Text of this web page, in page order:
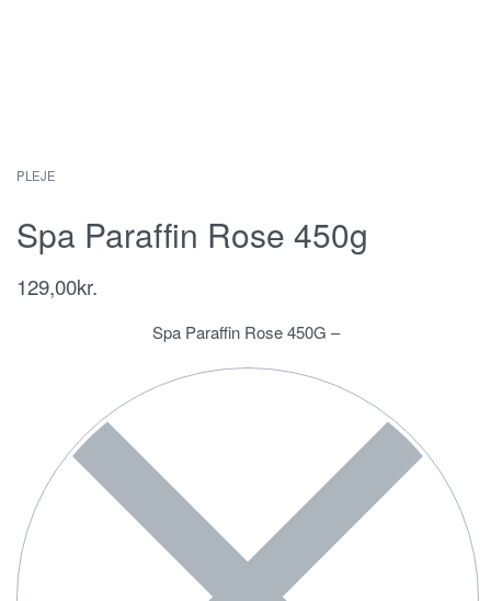
PLEJE
Spa Paraffin Rose 450g
129,00kr.
Spa Paraffin Rose 450G –